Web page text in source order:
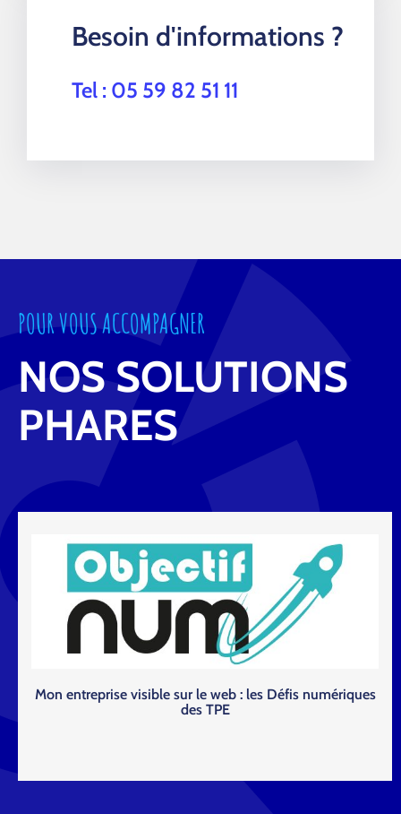
Besoin d'informations ?
Tel : 05 59 82 51 11
POUR VOUS ACCOMPAGNER
NOS SOLUTIONS
PHARES
Mon entreprise visible sur le web : les Défis numériques
des TPE